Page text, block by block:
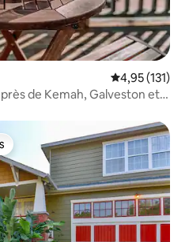
Évaluation
4,95 (131)
de Kemah, Galveston et
plus appréciés